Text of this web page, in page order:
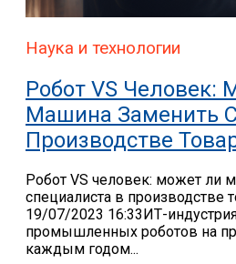
Наука и технологии
Робот VS Человек:
Машина Заменить
Производстве
Робот VS человек: может ли
специалиста в производстве
19/07/2023 16:33ИТ-
промышленных роботов на
каждым годом...